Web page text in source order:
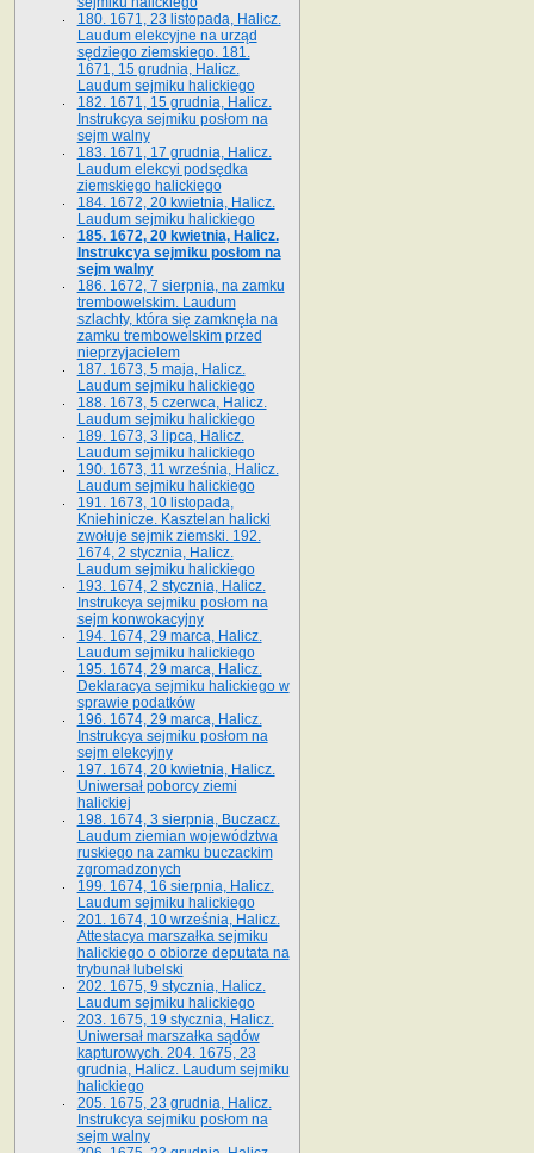
180. 1671, 23 listopada, Halicz.
Laudum elekcyjne na urząd
sędziego ziemskiego. 181.
1671, 15 grudnia, Halicz.
Laudum sejmiku halickiego
182. 1671, 15 grudnia, Halicz.
Instrukcya sejmiku posłom na
sejm walny
183. 1671, 17 grudnia, Halicz.
Laudum elekcyi podsędka
ziemskiego halickiego
184. 1672, 20 kwietnia, Halicz.
Laudum sejmiku halickiego
185. 1672, 20 kwietnia, Halicz.
Instrukcya sejmiku posłom na
sejm walny
186. 1672, 7 sierpnia, na zamku
trembowelskim. Laudum
szlachty, która się zamknęła na
zamku trembowelskim przed
nieprzyjacielem
187. 1673, 5 maja, Halicz.
Laudum sejmiku halickiego
188. 1673, 5 czerwca, Halicz.
Laudum sejmiku halickiego
189. 1673, 3 lipca, Halicz.
Laudum sejmiku halickiego
190. 1673, 11 września, Halicz.
Laudum sejmiku halickiego
191. 1673, 10 listopada,
Kniehinicze. Kasztelan halicki
zwołuje sejmik ziemski. 192.
1674, 2 stycznia, Halicz.
Laudum sejmiku halickiego
193. 1674, 2 stycznia, Halicz.
Instrukcya sejmiku posłom na
sejm konwokacyjny
194. 1674, 29 marca, Halicz.
Laudum sejmiku halickiego
195. 1674, 29 marca, Halicz.
Deklaracya sejmiku halickiego w
sprawie podatków
196. 1674, 29 marca, Halicz.
Instrukcya sejmiku posłom na
sejm elekcyjny
197. 1674, 20 kwietnia, Halicz.
Uniwersał poborcy ziemi
halickiej
198. 1674, 3 sierpnia, Buczacz.
Laudum ziemian województwa
ruskiego na zamku buczackim
zgromadzonych
199. 1674, 16 sierpnia, Halicz.
Laudum sejmiku halickiego
201. 1674, 10 września, Halicz.
Attestacya marszałka sejmiku
halickiego o obiorze deputata na
trybunał lubelski
202. 1675, 9 stycznia, Halicz.
Laudum sejmiku halickiego
203. 1675, 19 stycznia, Halicz.
Uniwersał marszałka sądów
kapturowych. 204. 1675, 23
grudnia, Halicz. Laudum sejmiku
halickiego
205. 1675, 23 grudnia, Halicz.
Instrukcya sejmiku posłom na
sejm walny